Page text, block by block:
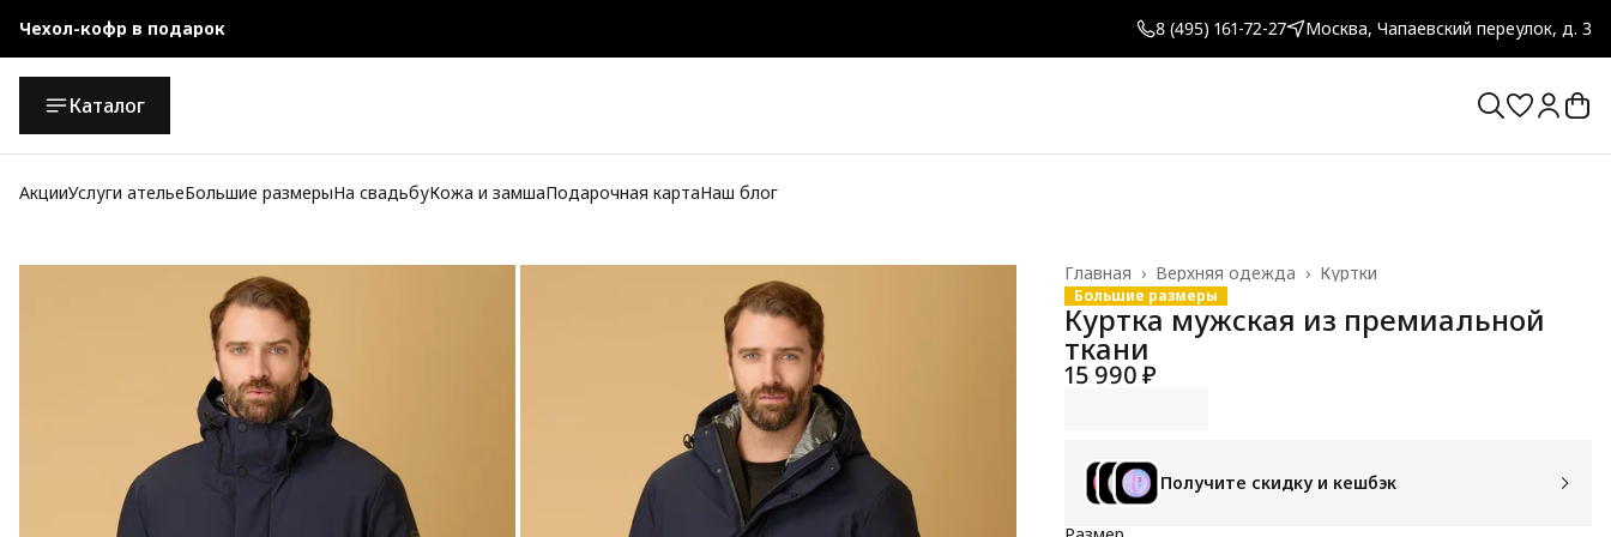
Чехол-кофр в подарок 8 (495) 161-72-27 Москва, Чапаевский переулок, д. 3
Каталог
АкцииУслуги ательеБольшие размерыНа свадьбуКожа и замшаПодарочная картаНаш блог
Куртки
Верхняя одежда ›
Главная ›
Большие размеры
Куртка мужская из премиальной
ткани
15 990 ₽
Получите скидку и кешбэк